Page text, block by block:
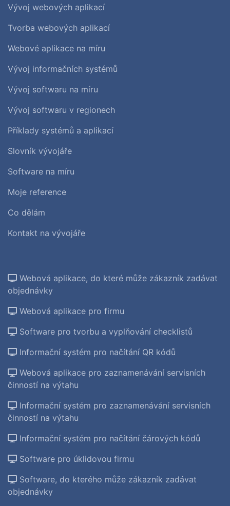
Vývoj webových aplikací
Tvorba webových aplikací
Webové aplikace na míru
Vývoj informačních systémů
Vývoj softwaru na míru
Vývoj softwaru v regionech
Příklady systémů a aplikací
Slovník vývojáře
Software na míru
Moje reference
Co dělám
Kontakt na vývojáře
Webová aplikace, do které může zákazník zadávat
objednávky
Webová aplikace pro firmu
Software pro tvorbu a vyplňování checklistů
Informační systém pro načítání QR kódů
Webová aplikace pro zaznamenávání servisních
činností na výtahu
Informační systém pro zaznamenávání servisních
činností na výtahu
Informační systém pro načítání čárových kódů
Software pro úklidovou firmu
Software, do kterého může zákazník zadávat
objednávky